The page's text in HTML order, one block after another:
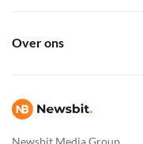
Newsbit Media Group
Over ons